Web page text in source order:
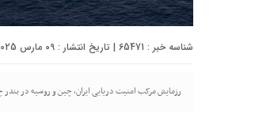
شناسه خبر : 65471 | تاریخ انتشار : 09 مارس 2025 - 7:42 | 122 بازدید | تعداد دیدگاه :
رزمایش مرکب امنیت دریایی ایران، چین و روسیه در بندر